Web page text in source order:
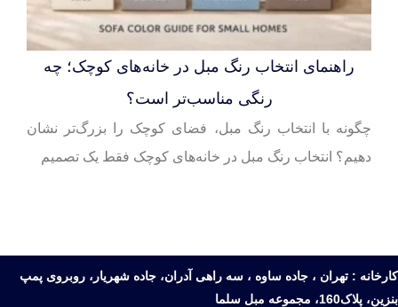
راهنمای انتخاب رنگ مبل در خانه‌های کوچک؛ چه
رنگی مناسب‌تر است؟
چگونه با انتخاب رنگ مبل، فضای کوچک را بزرگ‌تر نشان
دهیم؟ انتخاب رنگ مبل در خانه‌های کوچک فقط یک تصمیم
: تهران ، جاده ساوه ، سه راهی آدران، جاده شهریار، روبروی پمپ
پلاک160، مجموعه مبل سلما